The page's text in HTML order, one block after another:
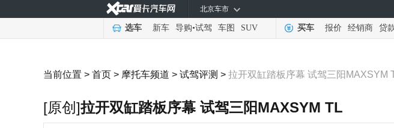
北京车市
选车 新车 导购•试驾 车图 SUV 买车 报价 经销商 贷
当前位置 > 首页 > 摩托车频道 > 试驾评测 > 拉开双缸踏板序幕 试驾三阳MAXSYM
[原创]拉开双缸踏板序幕 试驾三阳MAXSYM TL